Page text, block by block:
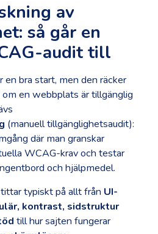
av
så går en
audit till
en bra start, men den räcker
en webbplats är tillgänglig
(manuell tillgänglighetsaudit):
där man granskar
WCAG-krav och testar
och hjälpmedel.
typiskt på allt från UI-
kontrast, sidstruktur
till hur sajten fungerar